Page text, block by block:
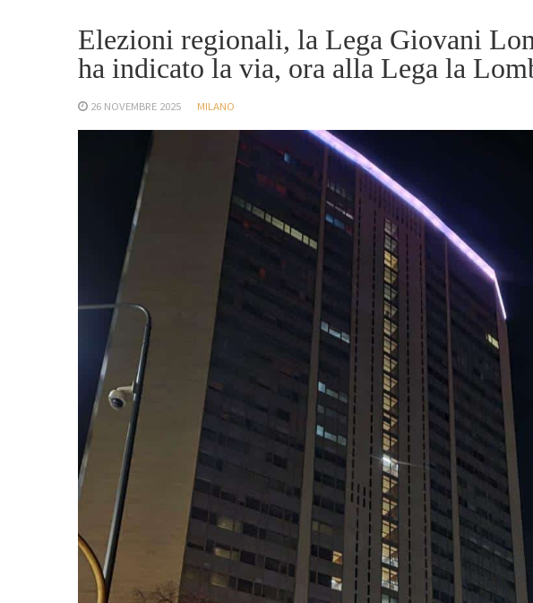
Elezioni regionali, la Lega Giovani
ha indicato la via, ora alla Lega la
26 NOVEMBRE 2025 MILANO